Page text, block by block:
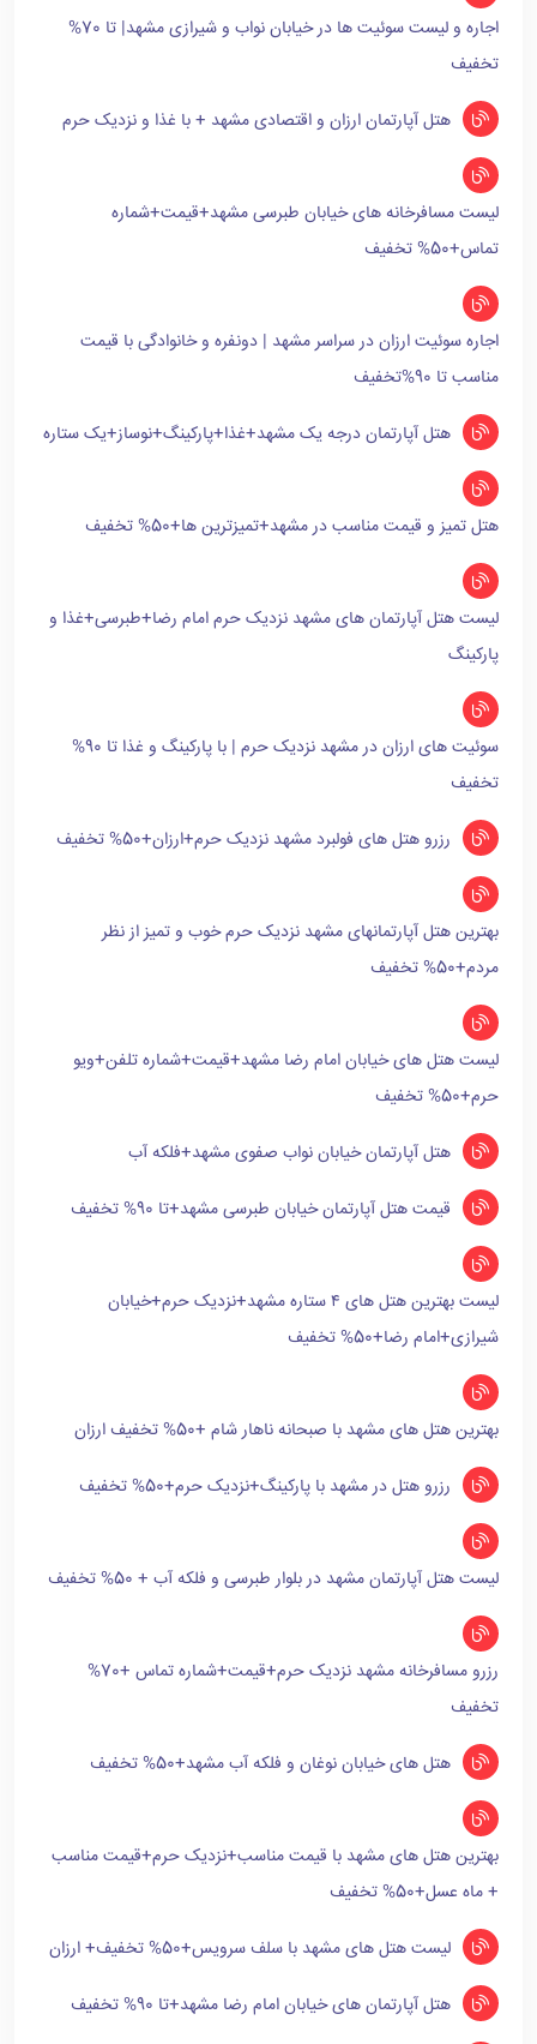
اجاره و لیست سوئیت ها در خیابان نواب و شیرازی مشهد| تا 70%
تخفیف
هتل آپارتمان ارزان و اقتصادی مشهد + با غذا و نزدیک حرم
لیست مسافرخانه های خیابان طبرسی مشهد+قیمت+شماره
تماس+50% تخفیف
اجاره سوئیت ارزان در سراسر مشهد | دونفره و خانوادگی با قیمت
مناسب تا 90%تخفیف
هتل آپارتمان درجه یک مشهد+غذا+پارکینگ+نوساز+یک ستاره
هتل تمیز و قیمت مناسب در مشهد+تمیزترین ها+50% تخفیف
لیست هتل آپارتمان های مشهد نزدیک حرم امام رضا+طبرسی+غذا و
پارکینگ
سوئیت های ارزان در مشهد نزدیک حرم | با پارکینگ و غذا تا 90%
تخفیف
رزرو هتل های فولبرد مشهد نزدیک حرم+ارزان+50% تخفیف
بهترین هتل آپارتمانهای مشهد نزدیک حرم خوب و تمیز از نظر
مردم+50% تخفیف
لیست هتل های خیابان امام رضا مشهد+قیمت+شماره تلفن+ویو
حرم+50% تخفیف
هتل آپارتمان خیابان نواب صفوی مشهد+فلکه آب
قیمت هتل آپارتمان خیابان طبرسی مشهد+تا 90% تخفیف
لیست بهترین هتل های ۴ ستاره مشهد+نزدیک حرم+خیابان
شیرازی+امام رضا+50% تخفیف
بهترین هتل های مشهد با صبحانه ناهار شام +50% تخفیف ارزان
رزرو هتل در مشهد با پارکینگ+نزدیک حرم+50% تخفیف
لیست هتل آپارتمان مشهد در بلوار طبرسی و فلکه آب + 50% تخفیف
رزرو مسافرخانه مشهد نزدیک حرم+قیمت+شماره تماس +70%
تخفیف
هتل های خیابان نوغان و فلکه آب مشهد+50% تخفیف
بهترین هتل های مشهد با قیمت مناسب+نزدیک حرم+قیمت مناسب
+ ماه عسل+50% تخفیف
لیست هتل های مشهد با سلف سرویس+50% تخفیف+ ارزان
هتل آپارتمان های خیابان امام رضا مشهد+تا 90% تخفیف